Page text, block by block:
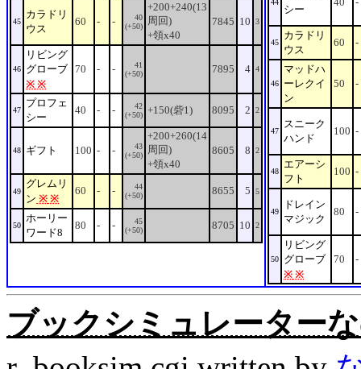
45
カラドリ
ウス
60 - -
40
(+50)
+200+240(13
周回)
+領x40
7845 10 3
46
リビング
グローブ
※ ※
70 - -
41
(+50)
7895 4 4
47
プロフェ
シー
40 - -
42
(+50) +150(砦1) 8095 2 2
48 ギフト 100 - -
43
(+50)
+200+260(14
周回)
+領x40
8605 8 2
49
グレムリ
ン ※ ※
60 - -
44
(+50)
8655 5 5
50
ホーリー
ワード8
80 - -
45
(+50)
8705 10 2
44
シー
45
カラドリ
ウス
60 -
46
マッドハ
ーレクイ
ン
50 -
47
スニーク
ハンド
100 -
48
エアーシ
フト
100 -
49
ドレイン
マジック
80 -
50
リビング
グローブ
※ ※
70 -
ブックシミュレーター